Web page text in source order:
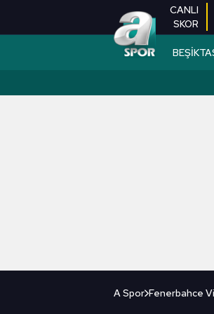
CANLI
SKOR
A Spor Fenerbahce